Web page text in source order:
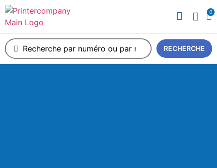
0
RECHERCHE